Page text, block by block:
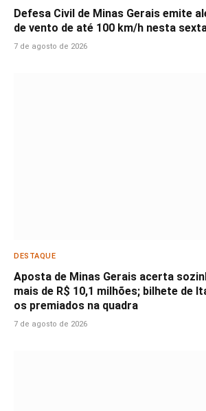
Defesa Civil de Minas Gerais emite
de vento de até 100 km/h nesta
7 de agosto de 2026
DESTAQUE
Aposta de Minas Gerais acerta
mais de R$ 10,1 milhões; bilhete de
os premiados na quadra
7 de agosto de 2026